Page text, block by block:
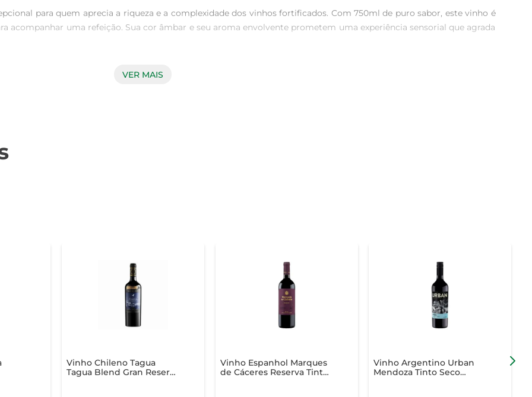
para quem aprecia a riqueza e a complexidade dos vinhos fortificados. Com 750ml de puro sabor, este vinho é
acompanhar uma refeição. Sua cor âmbar e seu aroma envolvente prometem uma experiência sensorial que agrada
harmonizado com uma variedade de pratos. É perfeito para acompanhar queijos curados, sobremesas à base de
VER MAIS
Vinho Chileno Tagua
Tagua Blend Gran Reserva
Vinho Espanhol Marques
de Cáceres Reserva Tinto
Vinho Argentino Urban
Mendoza Tinto Seco